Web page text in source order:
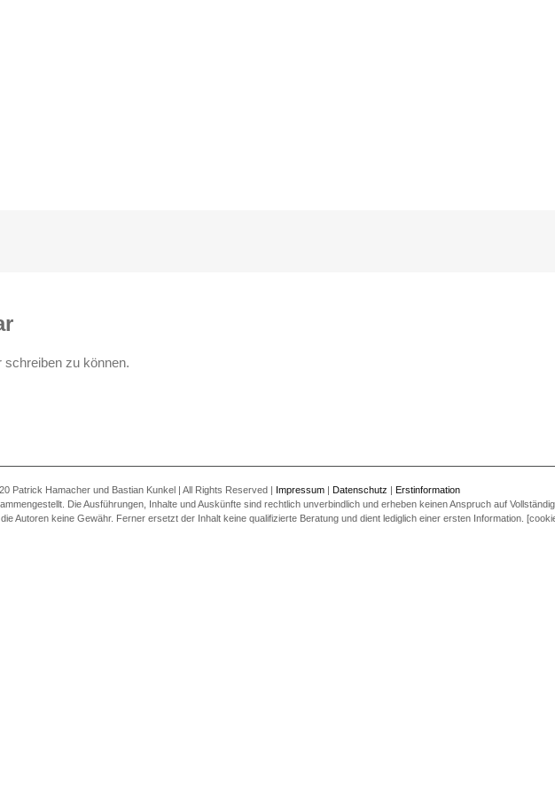
zu können.
Patrick Hamacher und Bastian Kunkel | All Rights Reserved | Impressum | Datenschutz | Erstinformation
Die Ausführungen, Inhalte und Auskünfte sind rechtlich unverbindlich und erheben keinen Anspruch auf
Autoren keine Gewähr. Ferner ersetzt der Inhalt keine qualifizierte Beratung und dient lediglich einer ersten Information.